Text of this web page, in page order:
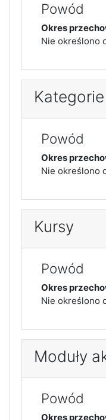
Powód
Okres
Nie określono
Powód
Okres
Nie określono
Kursy
Powód
Okres
Nie określono
Moduły
Powód
Okres